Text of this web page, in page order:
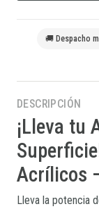
🚚 Despacho
DESCRIPCIÓN
¡Lleva tu
Acrílicos
Lleva la potencia